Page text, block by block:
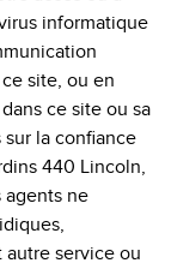
informatique
site, ou en
ce site ou sa
la confiance
440 Lincoln,
agents ne
service ou